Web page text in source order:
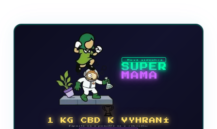
Nová videohra
SUPER
MAMA
🏆
1 KG CBD K VYHRANÍ
Zapojte sa a posuňte sa v rebríčku